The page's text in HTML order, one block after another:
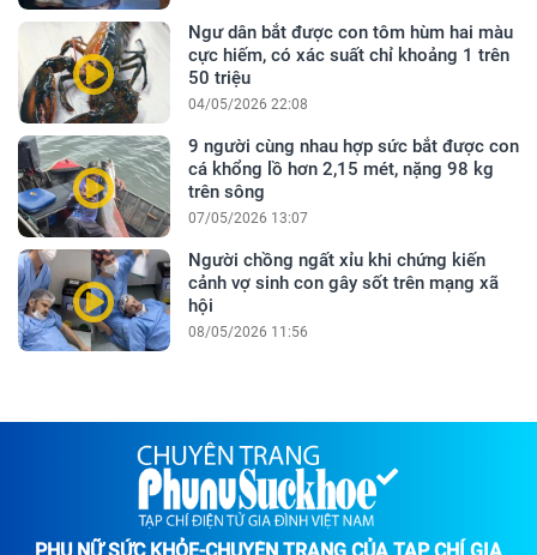
Ngư dân bắt được con tôm hùm hai màu
cực hiếm, có xác suất chỉ khoảng 1 trên
50 triệu
04/05/2026 22:08
9 người cùng nhau hợp sức bắt được con
cá khổng lồ hơn 2,15 mét, nặng 98 kg
trên sông
07/05/2026 13:07
Người chồng ngất xỉu khi chứng kiến
cảnh vợ sinh con gây sốt trên mạng xã
hội
08/05/2026 11:56
PHỤ NỮ SỨC KHỎE-CHUYÊN TRANG CỦA TẠP CHÍ GIA